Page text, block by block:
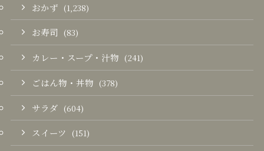
おかず (1,238)
お寿司 (83)
カレー・スープ・汁物 (241)
ごはん物・丼物 (378)
サラダ (604)
スイーツ (151)